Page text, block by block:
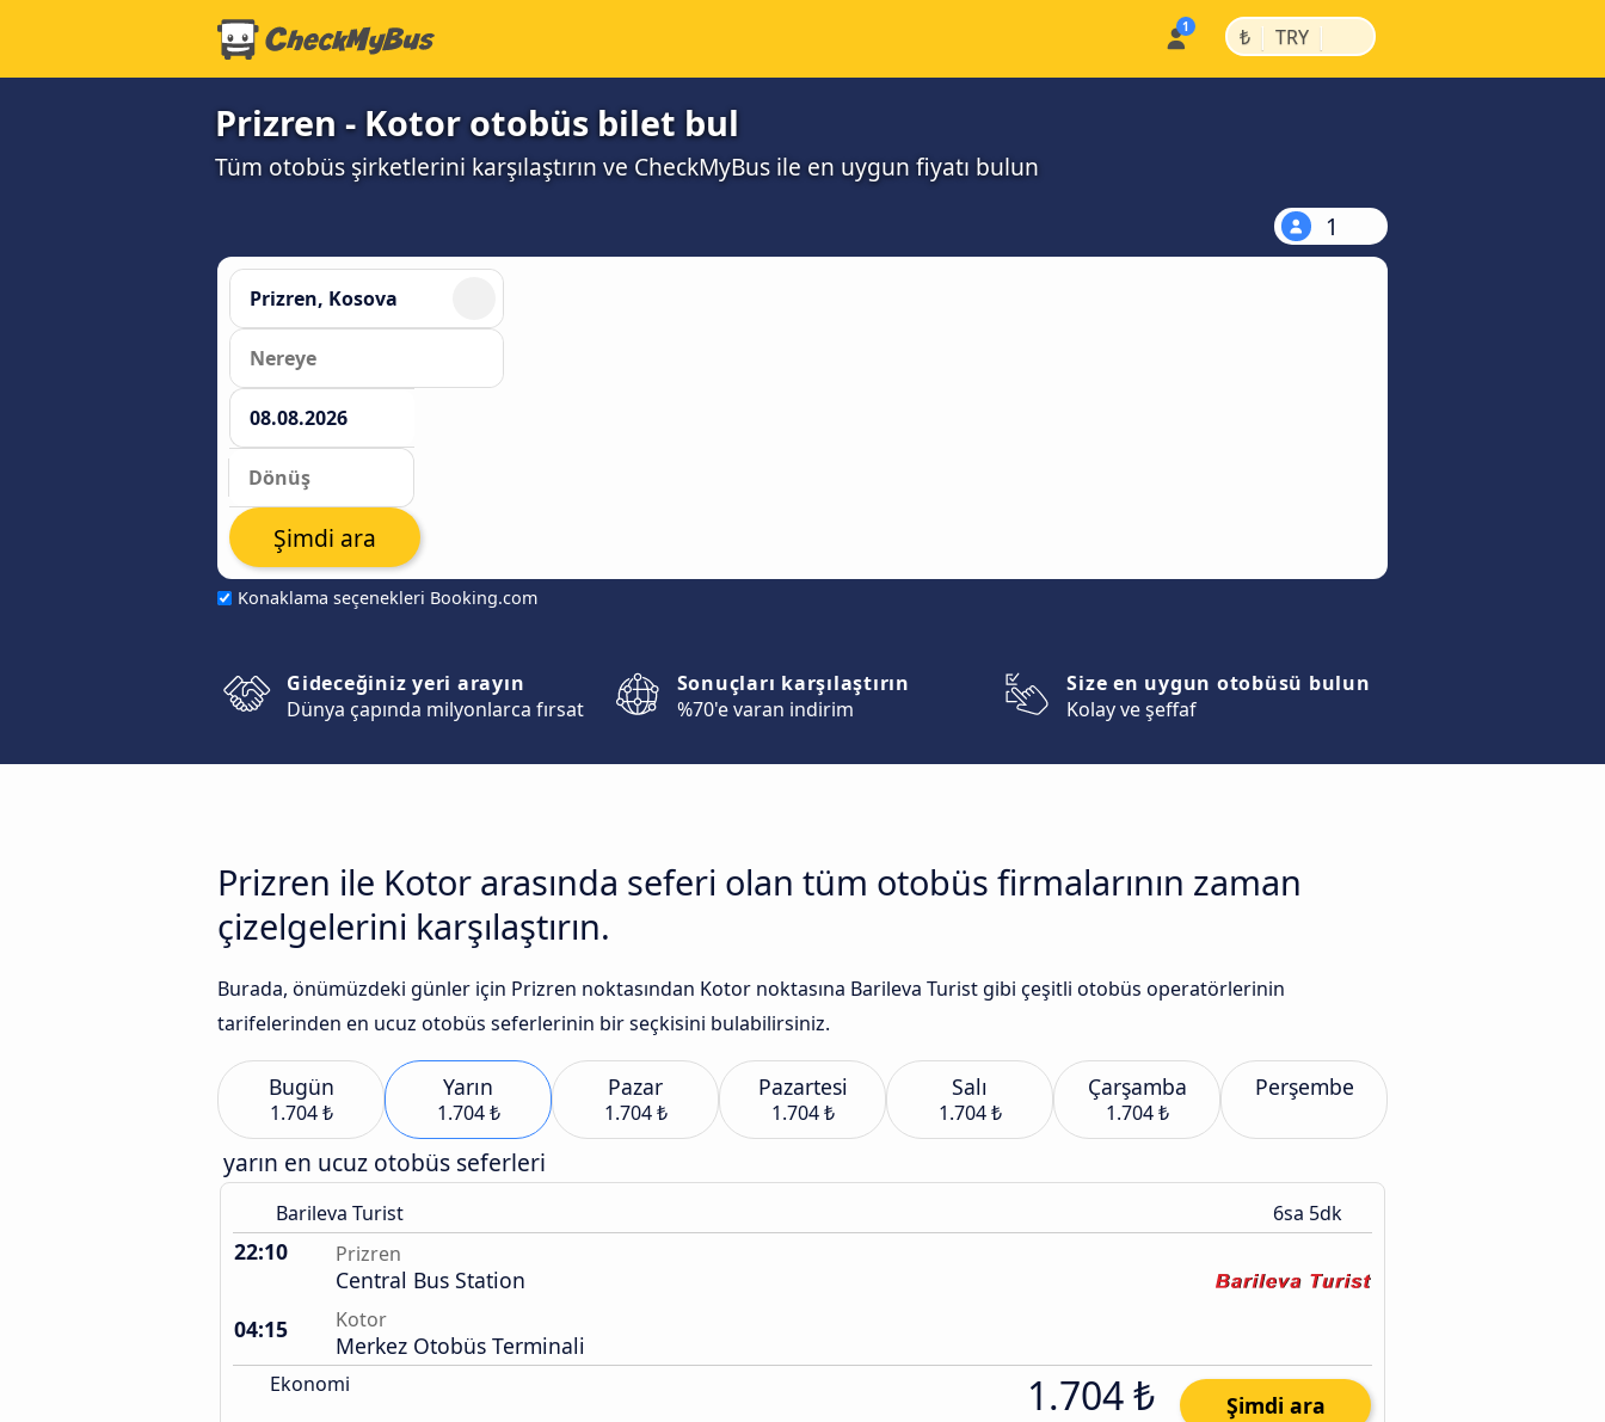
₺ | TRY |
Prizren - Kotor otobüs bilet bul
Tüm otobüs şirketlerini karşılaştırın ve CheckMyBus ile en uygun fiyatı bulun
1
Konaklama seçenekleri Booking.com
Şimdi ara
Gideceğiniz yeri arayın
Dünya çapında milyonlarca fırsat
Sonuçları karşılaştırın
%70'e varan indirim
Size en uygun otobüsü bulun
Kolay ve şeffaf
Prizren ile Kotor arasında seferi olan tüm otobüs firmalarının zaman
çizelgelerini karşılaştırın.
Burada, önümüzdeki günler için Prizren noktasından Kotor noktasına Barileva Turist gibi çeşitli otobüs operatörlerinin
tarifelerinden en ucuz otobüs seferlerinin bir seçkisini bulabilirsiniz.
Bugün
1.704 ₺
Yarın
1.704 ₺
Pazar
1.704 ₺
Pazartesi
1.704 ₺
Salı
1.704 ₺
Çarşamba
1.704 ₺
Perşembe
yarın en ucuz otobüs seferleri
Barileva Turist 6sa 5dk
22:10 Prizren
Central Bus Station
04:15
Kotor
Merkez Otobüs Terminali
Ekonomi 1.704 ₺ Şimdi ara